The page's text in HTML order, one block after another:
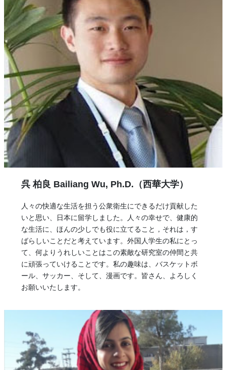
呉 柏良 Bailiang Wu, Ph.D.（西華大学）
人々の快適な生活を担う公衆衛生にできるだけ貢献した
いと思い、日本に留学しました。人々の幸せで、健康的
な生活に、ほんの少しでも役に立てること，それは，す
ばらしいことだと考えています。外国人学生の私にとっ
て、何よりうれしいことはこの素敵な研究室の仲間と共
に頑張っていけることです。私の趣味は、バスケットボ
ール、サッカー、そして、漫画です。皆さん、よろしく
お願いいたします。